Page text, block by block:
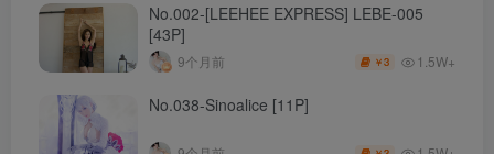
No.002-[LEEHEE EXPRESS] LEBE-005
[43P]
9个月前 ￥3 1.5W+
No.038-Sinoalice [11P]